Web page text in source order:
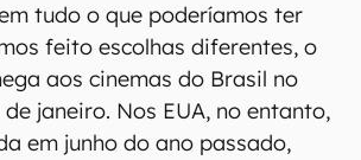
tudo o que poderíamos ter
feito escolhas diferentes, o
aos cinemas do Brasil no
janeiro. Nos EUA, no entanto,
em junho do ano passado,